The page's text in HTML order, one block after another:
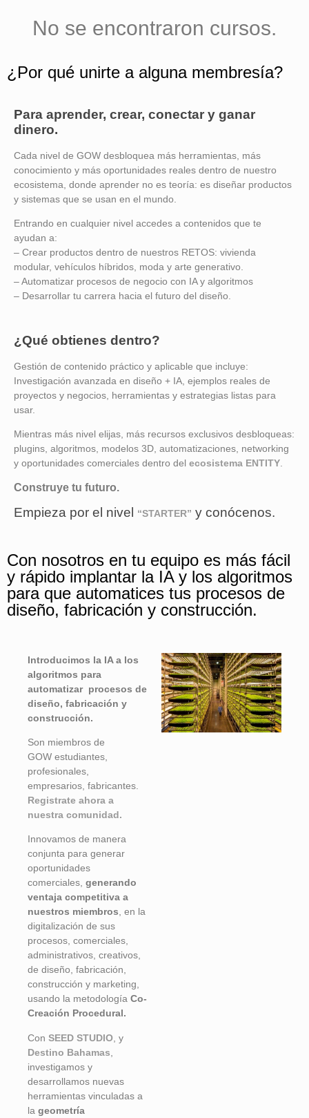
No se encontraron cursos.
¿Por qué unirte a alguna membresía?
Para aprender, crear, conectar y ganar
dinero.
Cada nivel de GOW desbloquea más herramientas, más
conocimiento y más oportunidades reales dentro de nuestro
ecosistema, donde aprender no es teoría: es diseñar productos
y sistemas que se usan en el mundo.
Entrando en cualquier nivel accedes a contenidos que te
ayudan a:
– Crear productos dentro de nuestros RETOS: vivienda
modular, vehículos híbridos, moda y arte generativo.
– Automatizar procesos de negocio con IA y algoritmos
– Desarrollar tu carrera hacia el futuro del diseño.
¿Qué obtienes dentro?
Gestión de contenido práctico y aplicable que incluye:
Investigación avanzada en diseño + IA, ejemplos reales de
proyectos y negocios, herramientas y estrategias listas para
usar.
Mientras más nivel elijas, más recursos exclusivos desbloqueas:
plugins, algoritmos, modelos 3D, automatizaciones, networking
y oportunidades comerciales dentro del ecosistema ENTITY
Construye tu futuro.
Empieza por el nivel “STARTER” y conócenos.
Con nosotros en tu equipo es más fácil
y rápido implantar la IA y los algoritmos
para que automatices tus procesos de
diseño, fabricación y construcción.
Introducimos la IA a los
algoritmos para
automatizar procesos de
diseño, fabricación y
construcción.
Son miembros de
GOW estudiantes,
profesionales,
empresarios, fabricantes.
Registrate ahora a
nuestra comunidad.
Innovamos de manera
conjunta para generar
oportunidades
comerciales, generando
ventaja competitiva a
nuestros miembros, en la
digitalización de sus
procesos, comerciales,
administrativos, creativos,
de diseño, fabricación,
construcción y marketing,
usando la metodología Co-
Creación Procedural.
Con SEED STUDIO , y
Destino Bahamas
investigamos y
desarrollamos nuevas
herramientas vinculadas a
la geometría